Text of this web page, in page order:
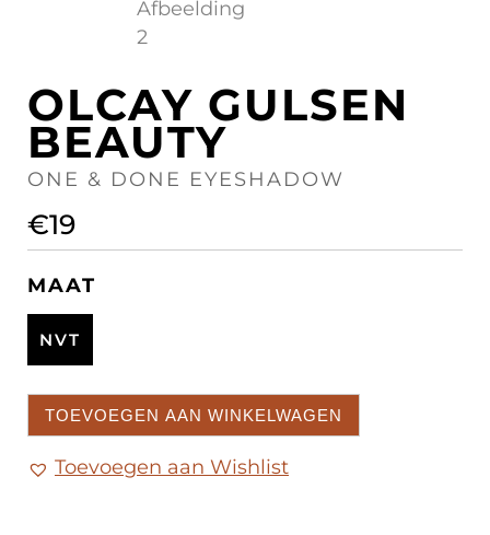
OLCAY GULSEN
BEAUTY
ONE & DONE EYESHADOW
€19
MAAT
NVT
TOEVOEGEN AAN WINKELWAGEN
Toevoegen aan Wishlist